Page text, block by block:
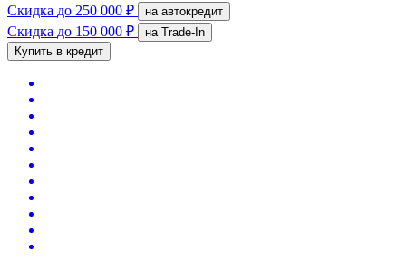
Скидка до 250 000 ₽ на автокредит
Скидка до 150 000 ₽
на Trade-In
Купить в кредит